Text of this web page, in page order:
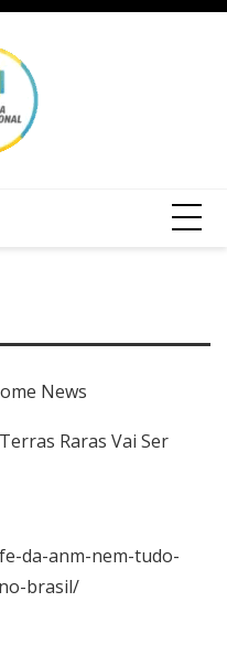
News
Raras Vai Ser
da-anm-nem-tudo-
brasil/